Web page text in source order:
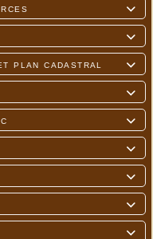



plan cadastral





